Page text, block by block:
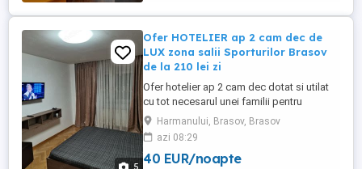
companie.
5
Ofer HOTELIER ap 2 cam dec de
LUX zona salii Sporturilor Brasov
de la 210 lei zi
Ofer hotelier ap 2 cam dec dotat si utilat
cu tot necesarul unei familii pentru
petrecerea unui sejur perfect .Ap are
vedere spre bulevard .Nu acceptam
animale de companie.Pretul este functie
de nr persoane.
Harmanului, Brasov, Brasov
azi 08:29
40 EUR/noapte